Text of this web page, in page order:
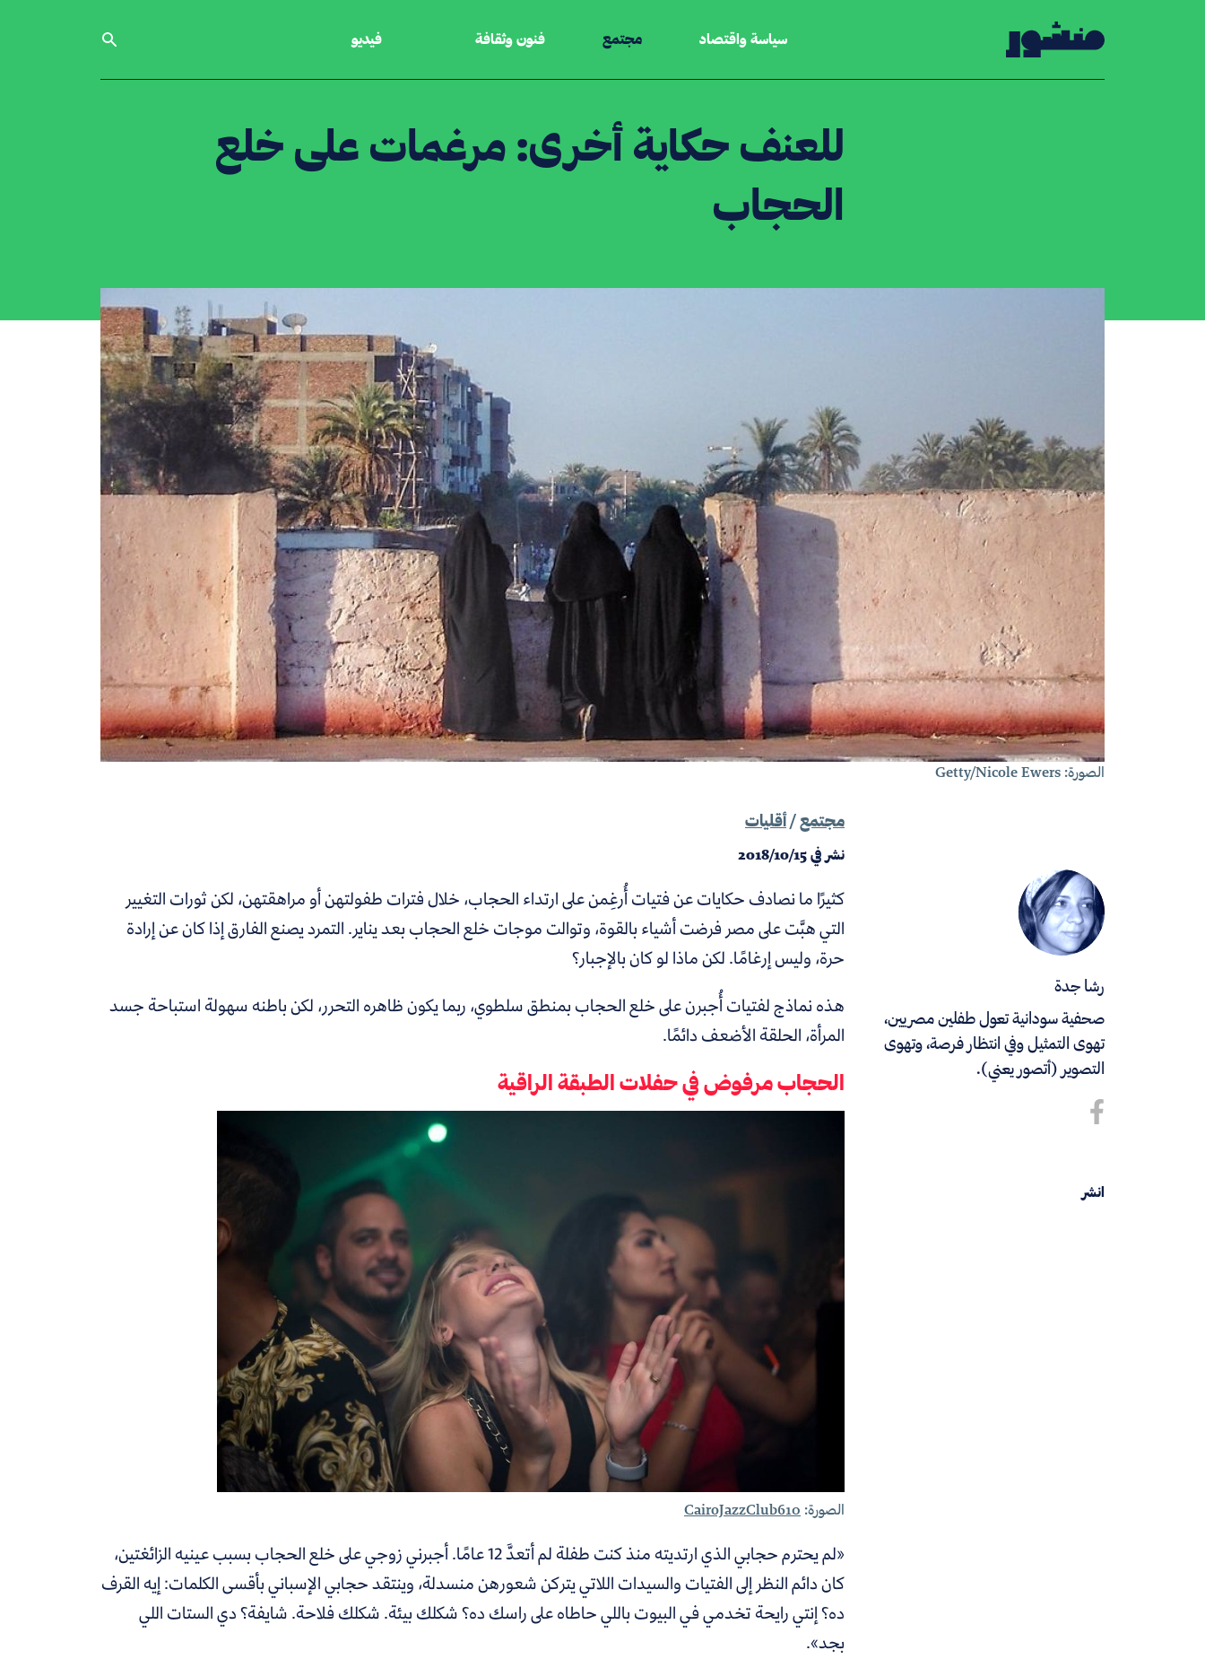
الصفحة الرئيسية سياسة واقتصاد مجتمع فنون وثقافة فيديو
للعنف حكاية أخرى: مرغمات على خلع
الحجاب
الصورة: Getty/Nicole Ewers
رشا جدة
صحفية سودانية تعول طفلين مصريين،
تهوى التمثيل وفي انتظار فرصة، وتهوى
التصوير (أتصور يعني).
انشر
مجتمع/أقليات
نشر في2018/10/15
كثيرًا ما نصادف حكايات عن فتيات أُرغِمن على ارتداء الحجاب، خلال فترات طفولتهن أو مراهقتهن، لكن ثورات التغيير
التي هبَّت على مصر فرضت أشياء بالقوة، وتوالت موجات خلع الحجاب بعد يناير. التمرد يصنع الفارق إذا كان عن إرادة
حرة، وليس إرغامًا. لكن ماذا لو كان بالإجبار؟
هذه نماذج لفتيات أُجبرن على خلع الحجاب بمنطق سلطوي، ربما يكون ظاهره التحرر، لكن باطنه سهولة استباحة جسد
المرأة، الحلقة الأضعف دائمًا.
الحجاب مرفوض في حفلات الطبقة الراقية
الصورة: CairoJazzClub610
«لم يحترم حجابي الذي ارتديته منذ كنت طفلة لم أتعدَّ 12 عامًا. أجبرني زوجي على خلع الحجاب بسبب عينيه الزائغتين،
كان دائم النظر إلى الفتيات والسيدات اللاتي يتركن شعورهن منسدلة، وينتقد حجابي الإسباني بأقسى الكلمات: إيه القرف
ده؟ إنتي رايحة تخدمي في البيوت باللي حاطاه على راسك ده؟ شكلك بيئة. شكلك فلاحة. شايفة؟ دي الستات اللي
بجد».